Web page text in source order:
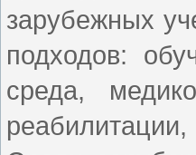
зарубежных
подходов:
среда,